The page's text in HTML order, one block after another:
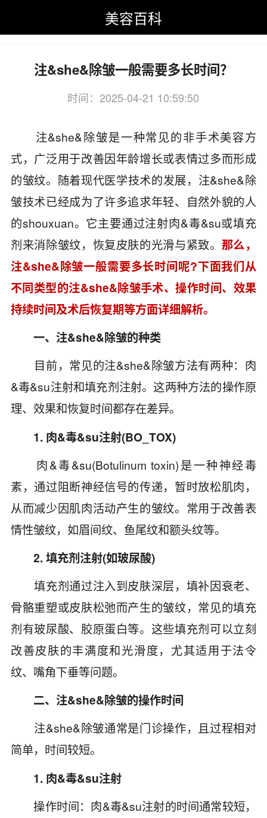
美容百科
微整形美容>注射产品
注&she&除皱一般需要多长时间？
时间：2025-04-21 10:59:50
关键词：注射,除皱,一般,要多
注&she&除皱是一种常见的非手术美容方
式，广泛用于改善因年龄增长或表情过多而形成
的皱纹。随着现代医学技术的发展，注&she&除
皱技术已经成为了许多追求年轻、自然外貌的人
的shouxuan。它主要通过注射肉&毒&su或填充
剂来消除皱纹，恢复皮肤的光滑与紧致。 那么，
注&she&除皱一般需要多长时间呢?下面我们从
不同类型的注&she&除皱手术、操作时间、效果
持续时间及术后恢复期等方面详细解析。
一、注&she&除皱的种类
目前，常见的注&she&除皱方法有两种：肉
&毒&su注射和填充剂注射。这两种方法的操作原
理、效果和恢复时间都存在差异。
1. 肉&毒&su注射(BO_TOX)
肉&毒&su(Botulinum toxin)是一种神经毒
素，通过阻断神经信号的传递，暂时放松肌肉，
从而减少因肌肉活动产生的皱纹。常用于改善表
情性皱纹，如眉间纹、鱼尾纹和额头纹等。
2. 填充剂注射(如玻尿酸)
填充剂通过注入到皮肤深层，填补因衰老、
骨骼重塑或皮肤松弛而产生的皱纹，常见的填充
剂有玻尿酸、胶原蛋白等。这些填充剂可以立刻
改善皮肤的丰满度和光滑度，尤其适用于法令
纹、嘴角下垂等问题。
二、注&she&除皱的操作时间
注&she&除皱通常是门诊操作，且过程相对
简单，时间较短。
1. 肉&毒&su注射
操作时间：肉&毒&su注射的时间通常较短，